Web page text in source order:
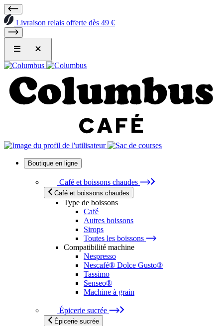
Livraison relais offerte dès 49 €
Boutique en ligne
Café et boissons chaudes
Café et boissons chaudes
Type de boissons
Café
Autres boissons
Sirops
Toutes les boissons
Compatibilité machine
Nespresso
Nescafé® Dolce Gusto®
Tassimo
Senseo®
Machine à grain
Épicerie sucrée
Épicerie sucrée